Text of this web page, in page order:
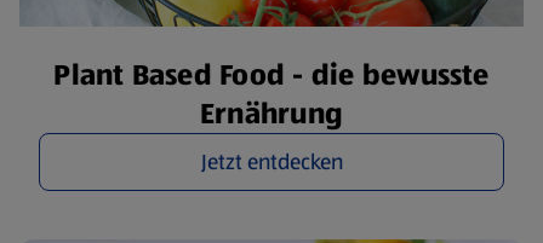
Plant Based Food - die bewusste
Ernährung
Jetzt entdecken